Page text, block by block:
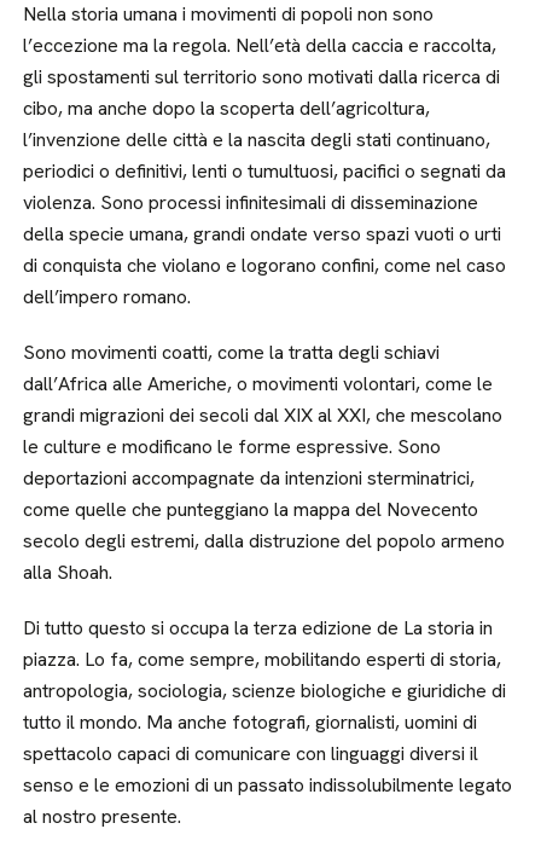
Nella storia umana i movimenti di popoli non sono
l’eccezione ma la regola. Nell’età della caccia e raccolta,
gli spostamenti sul territorio sono motivati dalla ricerca di
cibo, ma anche dopo la scoperta dell’agricoltura,
l’invenzione delle città e la nascita degli stati continuano,
periodici o definitivi, lenti o tumultuosi, pacifici o segnati da
violenza. Sono processi infinitesimali di disseminazione
della specie umana, grandi ondate verso spazi vuoti o urti
di conquista che violano e logorano confini, come nel caso
dell’impero romano.
Sono movimenti coatti, come la tratta degli schiavi
dall’Africa alle Americhe, o movimenti volontari, come le
grandi migrazioni dei secoli dal XIX al XXI, che mescolano
le culture e modificano le forme espressive. Sono
deportazioni accompagnate da intenzioni sterminatrici,
come quelle che punteggiano la mappa del Novecento
secolo degli estremi, dalla distruzione del popolo armeno
alla Shoah.
Di tutto questo si occupa la terza edizione de La storia in
piazza. Lo fa, come sempre, mobilitando esperti di storia,
antropologia, sociologia, scienze biologiche e giuridiche di
tutto il mondo. Ma anche fotografi, giornalisti, uomini di
spettacolo capaci di comunicare con linguaggi diversi il
senso e le emozioni di un passato indissolubilmente legato
al nostro presente.